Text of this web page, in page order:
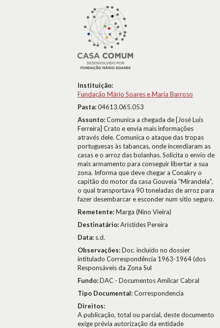
Instituição:
Fundação Mário Soares e Maria Barroso
Pasta:04613.065.053
Assunto:Comunica a chegada de [José Luís
Ferreira] Crato e envia mais informações
através dele. Comunica o ataque das tropas
portuguesas às tabancas, onde incendiaram as
casas e o arroz das bolanhas. Solicita o envio de
mais armamento para conseguir libertar a sua
zona. Informa que deve chegar a Conakry o
capitão do motor da casa Gouveia "Mirandela",
o qual transportava 90 toneladas de arroz para
fazer desembarcar e esconder num sítio seguro.
Remetente:Marga (Nino Vieira)
Destinatário:Aristides Pereira
Data: s.d.
Observações:Doc. incluído no dossier
intitulado Correspondência 1963-1964 (dos
Responsáveis da Zona Sul
Fundo:DAC - Documentos Amílcar Cabral
Tipo Documental:Correspondencia
Direitos:
A publicação, total ou parcial, deste documento
exige prévia autorização da entidade